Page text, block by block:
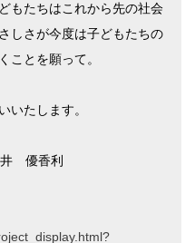
もたちはこれから先の社会
しさが今度は子どもたちの
ことを願って。
いたします。
優香利